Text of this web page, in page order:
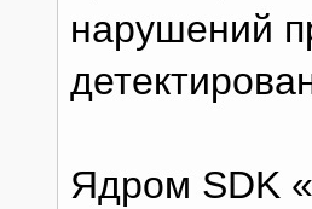
нарушений
Ядром SDK